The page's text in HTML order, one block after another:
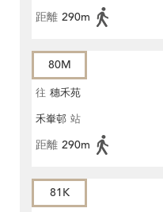
距離 290m
80M
往 穗禾苑
禾輋邨 站
距離 290m
81K